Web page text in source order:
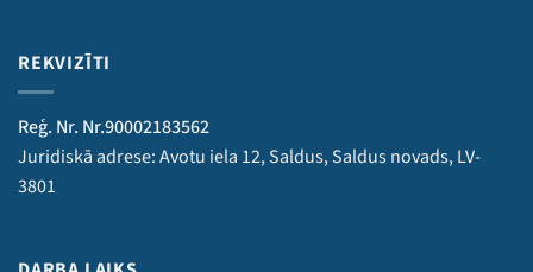
REKVIZĪTI
Reģ. Nr. Nr.90002183562
Juridiskā adrese: Avotu iela 12, Saldus, Saldus novads, LV-
3801